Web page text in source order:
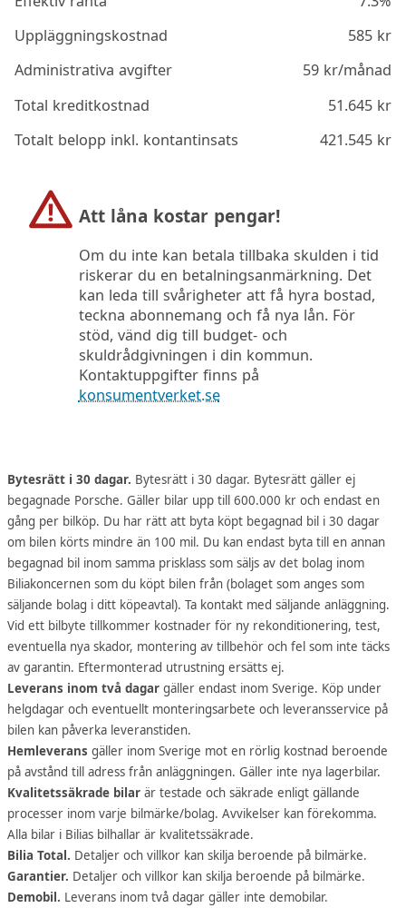
Uppläggningskostnad
585kr
Administrativa avgifter
59kr/månad
Total kreditkostnad
51.645kr
Totalt belopp inkl. kontantinsats
421.545kr
Att låna kostar pengar!
Om du inte kan betala tillbaka skulden i tid
riskerar du en betalningsanmärkning. Det
kan leda till svårigheter att få hyra bostad,
teckna abonnemang och få nya lån. För
stöd, vänd dig till budget- och
skuldrådgivningen i din kommun.
Kontaktuppgifter finns på
konsumentverket.se
Bytesrätt i 30 dagar. Bytesrätt i 30 dagar. Bytesrätt gäller ej
begagnade Porsche. Gäller bilar upp till 600.000 kr och endast en
gång per bilköp. Du har rätt att byta köpt begagnad bil i 30 dagar
om bilen körts mindre än 100 mil. Du kan endast byta till en annan
begagnad bil inom samma prisklass som säljs av det bolag inom
Biliakoncernen som du köpt bilen från (bolaget som anges som
säljande bolag i ditt köpeavtal). Ta kontakt med säljande anläggning.
Vid ett bilbyte tillkommer kostnader för ny rekonditionering, test,
eventuella nya skador, montering av tillbehör och fel som inte täcks
av garantin. Eftermonterad utrustning ersätts ej.
Leverans inom två dagar gäller endast inom Sverige. Köp under
helgdagar och eventuellt monteringsarbete och leveransservice på
bilen kan påverka leveranstiden.
Hemleverans gäller inom Sverige mot en rörlig kostnad beroende
på avstånd till adress från anläggningen. Gäller inte nya lagerbilar.
Kvalitetssäkrade bilar är testade och säkrade enligt gällande
processer inom varje bilmärke/bolag. Avvikelser kan förekomma.
Alla bilar i Bilias bilhallar är kvalitetssäkrade.
Bilia Total. Detaljer och villkor kan skilja beroende på bilmärke.
Garantier. Detaljer och villkor kan skilja beroende på bilmärke.
Demobil. Leverans inom två dagar gäller inte demobilar.